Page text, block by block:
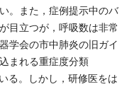
。また，症例提示中のバ
目立つが，呼吸数は非常
学会の市中肺炎の旧ガイ
まれる重症度分類
る。しかし，研修医をは